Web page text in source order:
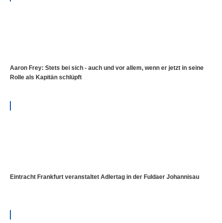
Aaron Frey: Stets bei sich - auch und vor allem, wenn er jetzt in seine
Rolle als Kapitän schlüpft
Eintracht Frankfurt veranstaltet Adlertag in der Fuldaer Johannisau